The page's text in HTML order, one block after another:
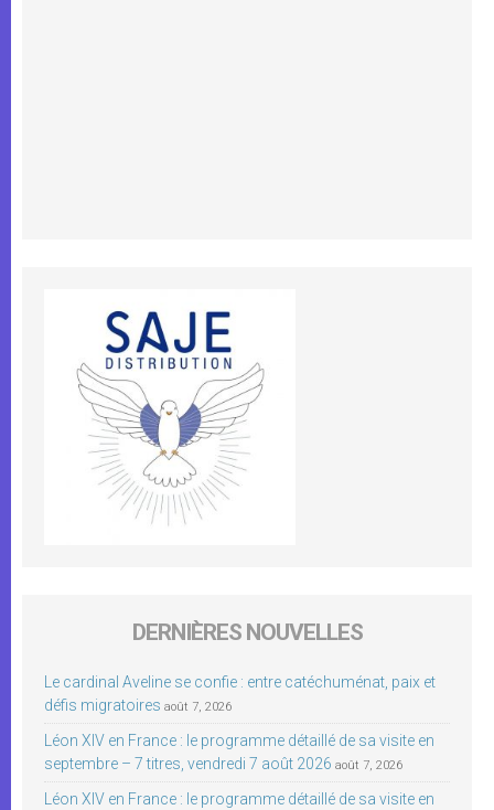
DERNIÈRES NOUVELLES
Le cardinal Aveline se confie : entre catéchuménat, paix et
défis migratoires août 7, 2026
Léon XIV en France : le programme détaillé de sa visite en
septembre – 7 titres, vendredi 7 août 2026 août 7, 2026
Léon XIV en France : le programme détaillé de sa visite en